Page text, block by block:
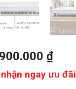
₫
ngay ưu đãi